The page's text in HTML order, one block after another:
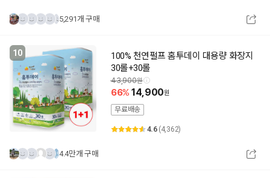
5,291개 구매
10
100% 천연펄프 홈투데이 대용량 화장지
30롤+30롤
43,900
66 14,900
무료배송
4.6 (4,362)
4.4만개 구매